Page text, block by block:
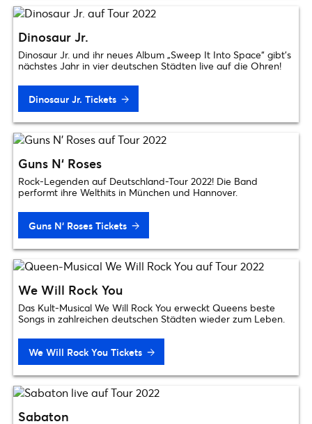
Dinosaur Jr.
Dinosaur Jr. und ihr neues Album „Sweep It Into Space“ gibt’s
nächstes Jahr in vier deutschen Städten live auf die Ohren!
Dinosaur Jr. Tickets
Guns N‘ Roses
Rock-Legenden auf Deutschland-Tour 2022! Die Band
performt ihre Welthits in München und Hannover.
Guns N‘ Roses Tickets
We Will Rock You
Das Kult-Musical We Will Rock You erweckt Queens beste
Songs in zahlreichen deutschen Städten wieder zum Leben.
We Will Rock You Tickets
Sabaton